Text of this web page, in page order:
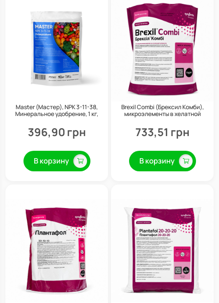
Master (Мастер), NPK 3-11-38,
Минеральное удобрение, 1 кг,
396,90 грн
В корзину
Brexil Combi (Брексил Комби),
микроэлементы в хелатной
733,51 грн
В корзину